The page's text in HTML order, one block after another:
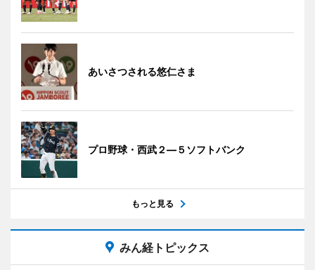
あいさつされる悠仁さま
プロ野球・西武２―５ソフトバンク
もっと見る
みん経トピックス